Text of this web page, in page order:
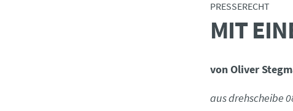
PRESSERECHT
MIT
von Oliver
aus drehscheibe